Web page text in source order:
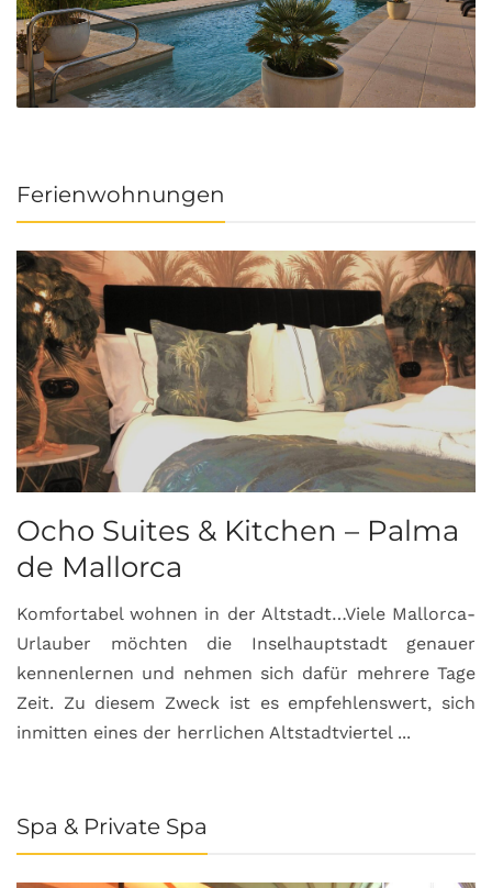
Ferienwohnungen
Ocho Suites & Kitchen – Palma
de Mallorca
Komfortabel wohnen in der Altstadt…Viele Mallorca-
Urlauber möchten die Inselhauptstadt genauer
kennenlernen und nehmen sich dafür mehrere Tage
Zeit. Zu diesem Zweck ist es empfehlenswert, sich
inmitten eines der herrlichen Altstadtviertel ...
Spa & Private Spa